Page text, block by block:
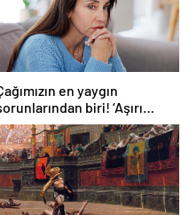
en yaygın
biri! ‘Aşırı
başa çıkmak